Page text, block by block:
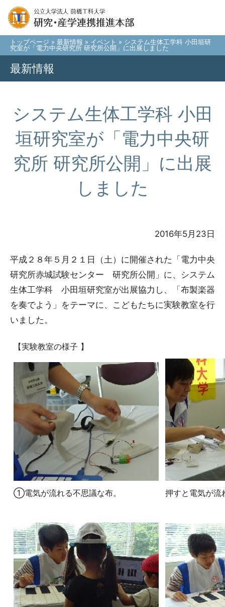
トップページ » 最新情報 » イベント » システム生体工学科 小田垣研
究室が「電力中央研究所 研究所公開」に出展しました
最新情報
システム生体工学科 小田
垣研究室が「電力中央研
究所 研究所公開」に出展
しました
2016年5月23日
平成２８年５月２１日（土）に開催された「電力中央
研究所赤城試験センター 研究所公開」に、システム
生体工学科 小田垣研究室が出展協力し、「布製楽器
を奏でよう」をテーマに、こどもたちに実験教室を行
いました。
【実験教室の様子 】
①電気が流れる不思議な布。 押すと電気が流